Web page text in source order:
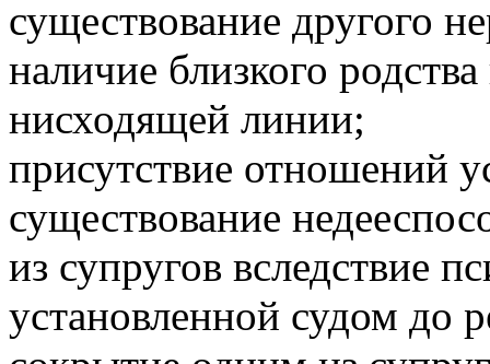
существование другого
наличие близкого
нисходящей линии;
присутствие отношений
существование
из супругов вследствие
установленной судом до